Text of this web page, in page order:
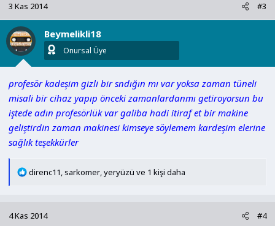
l
e
r
3 Kas 2014 #3
Beymelikli18
Onursal Üye
profesör kadeşim gizli bir sndığın mı var yoksa zaman tüneli
misali bir cihaz yapıp önceki zamanlardanmı getiroyorsun bu
iştede adın profesörlük var galiba hadi itiraf et bir makine
geliştirdin zaman makinesi kimseye söylemem kardeşim elerine
sağlık teşekkürler
T
direnc11 sarkomer yeryüzü ve 1 kişi daha
4 Kas 2014 #4